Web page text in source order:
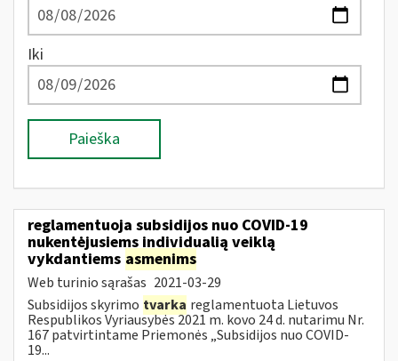
Iki
Paieška
reglamentuoja subsidijos nuo COVID-19
nukentėjusiems individualią veiklą
vykdantiems asmenims
Web turinio sąrašas 2021-03-29
Subsidijos skyrimo tvarka reglamentuota Lietuvos
Respublikos Vyriausybės 2021 m. kovo 24 d. nutarimu Nr.
167 patvirtintame Priemonės „Subsidijos nuo COVID-
19...